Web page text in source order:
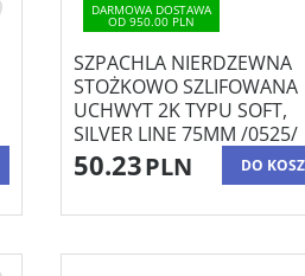
DARMOWA DOSTAWA
OD 950.00 PLN
SZPACHLA NIERDZEWNA
STOŻKOWO SZLIFOWANA
UCHWYT 2K TYPU SOFT,
SILVER LINE 75MM /0525/
50.23PLN DO